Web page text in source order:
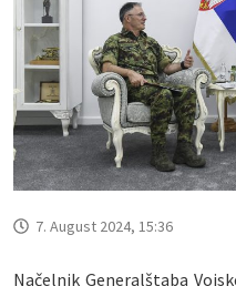
7. August 2024, 15:36
Načelnik Generalštaba